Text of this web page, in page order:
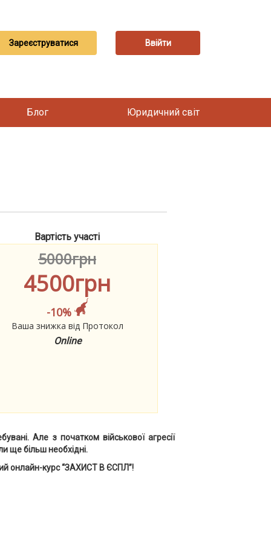
Зареєструватися Ввійти
Блог Юридичний світ
Вартість участі
5000грн
4500грн
-10%
Ваша знижка від Протокол
Online
Але з початком військової агресії
ще більш необхідні.
онлайн-курс “ЗАХИСТ В ЄСПЛ”!